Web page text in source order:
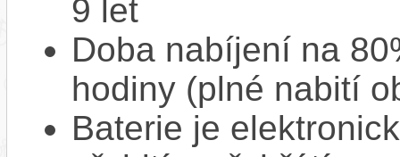
9 let
Doba nabíjení na
hodiny (plné nabití
Baterie je